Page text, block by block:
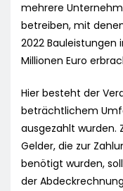
mehrere
betreiben, mit
2022 Bauleistungen
Millionen Euro
Hier besteht der
beträchtlichem
ausgezahlt wurden.
Gelder, die zur
benötigt wurden,
der